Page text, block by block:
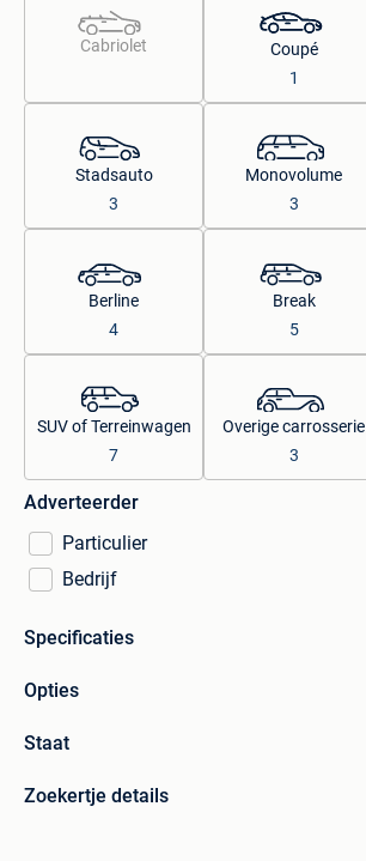
Cabriolet
Coupé
1
Stadsauto
3
Monovolume
3
Berline
4
Break
5
SUV of Terreinwagen
7
Overige carrosserie
3
Adverteerder
Particulier
Bedrijf
Specificaties
Opties
Staat
Zoekertje details